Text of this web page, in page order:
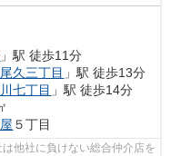
」駅 徒歩11分
久三丁目 」駅 徒歩13分
七丁目 」駅 徒歩14分
５丁目
他社に負けない総合仲介店を